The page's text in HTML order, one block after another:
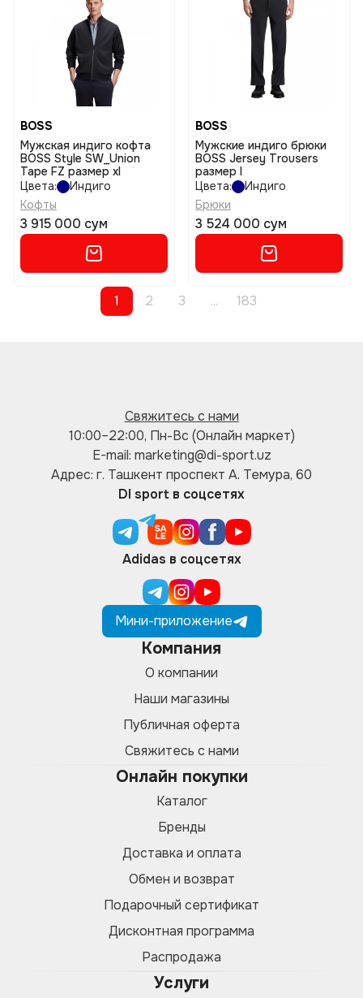
BOSS
Мужская индиго кофта
BOSS Style SW_Union
Tape FZ размер xl
Цвета:
Индиго
Кофты
3 915 000 сум
BOSS
Мужские индиго брюки
BOSS Jersey Trousers
размер l
Цвета:
Индиго
Брюки
3 524 000 сум
1 2 3 ... 183
Свяжитесь с нами
10:00–22:00, Пн-Вс (Онлайн маркет)
E-mail: marketing@di-sport.uz
Адрес: г. Ташкент проспект А. Темура, 60
DI sport в соцсетях
Adidas в соцсетях
Мини-приложение
Компания
О компании
Наши магазины
Публичная оферта
Свяжитесь с нами
Онлайн покупки
Каталог
Бренды
Доставка и оплата
Обмен и возврат
Подарочный сертификат
Дисконтная программа
Распродажа
Услуги